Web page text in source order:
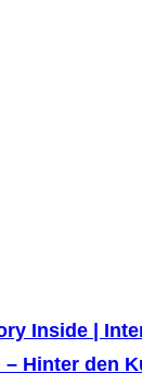
Inside |
– Hinter den